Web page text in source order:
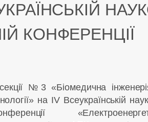
КОНФЕРЕНЦІЇ
№3 «Біомедична
на IV Всеукраїнській